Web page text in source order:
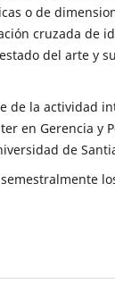
o de
cruzada de
del arte y
de la actividad
en Gerencia y
de